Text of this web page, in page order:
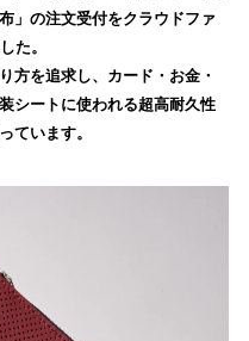
」の注文受付をクラウドファ
た。
方を追求し、カード・お金・
シートに使われる超高耐久性
ています。